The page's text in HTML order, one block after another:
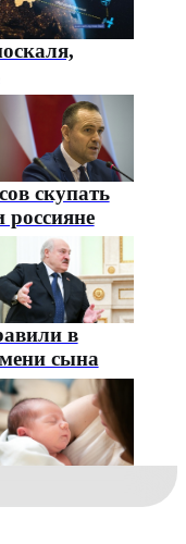
скупать
россияне
в
сына